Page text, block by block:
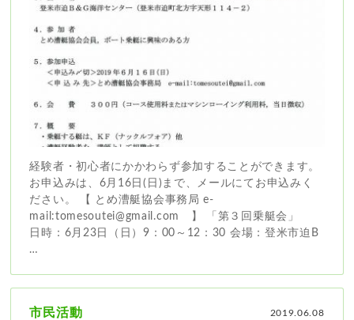
経験者・初心者にかかわらず参加することができます。
お申込みは、6月16日(日)まで、メールにてお申込みく
ださい。 【 とめ漕艇協会事務局 e-
mail:tomesoutei@gmail.com 】 「第３回乗艇会」
日時：6月23日（日）9：00～12：30 会場：登米市迫B
…
2019.06.08
市民活動